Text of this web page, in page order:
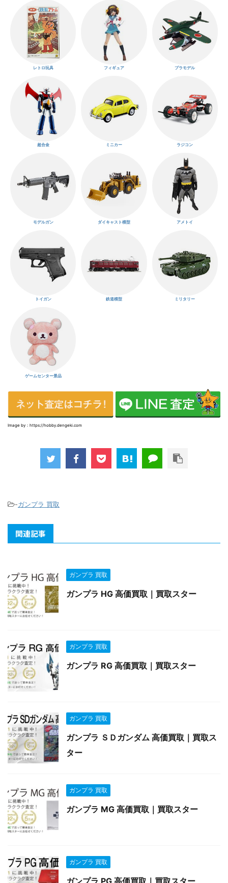
レトロ玩具 フィギュア プラモデル
超合金 ミニカー ラジコン
モデルガン ダイキャスト模型 アメトイ
トイガン 鉄道模型 ミリタリー
ゲームセンター景品
Image by：https://hobby.dengeki.com
-ガンプラ 買取
関連記事
ガンプラ 買取
ガンプラ HG 高価買取｜買取スター
ガンプラ 買取
ガンプラ RG 高価買取｜買取スター
ガンプラ 買取
ガンプラ ＳＤガンダム 高価買取｜買取ス
ター
ガンプラ 買取
ガンプラ MG 高価買取｜買取スター
ガンプラ 買取